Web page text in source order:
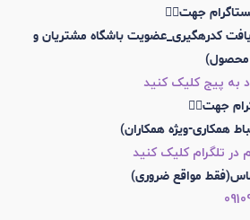
جهت👇🏼
کدرهگیری_عضویت باشگاه مشتریان و
محصول)
به پیج کلیک کنید
جهت👇🏼
همکاری-ویژه همکاران)
در تلگرام کلیک کنید
مواقع ضروری)